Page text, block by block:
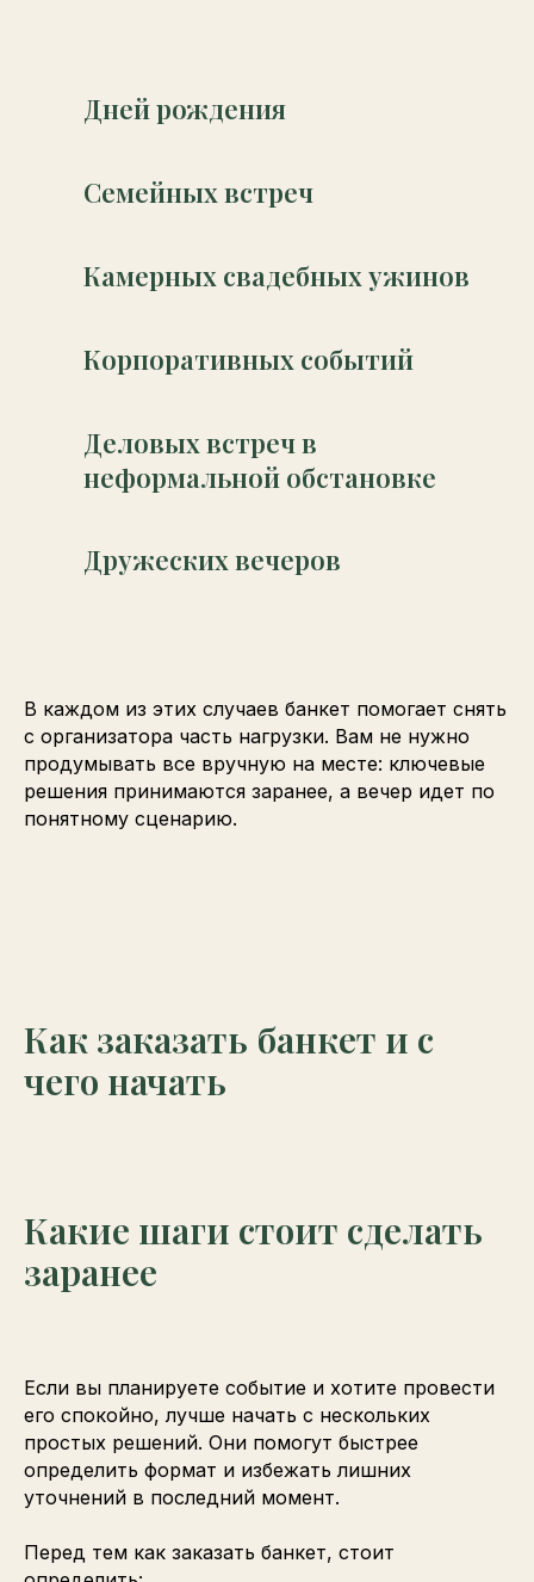
Дней рождения
Семейных встреч
Камерных свадебных ужинов
Корпоративных событий
Деловых встреч в
неформальной обстановке
Дружеских вечеров
В каждом из этих случаев банкет помогает снять
с организатора часть нагрузки. Вам не нужно
продумывать все вручную на месте: ключевые
решения принимаются заранее, а вечер идет по
понятному сценарию.
Как заказать банкет и с
чего начать
Какие шаги стоит сделать
заранее
Если вы планируете событие и хотите провести
его спокойно, лучше начать с нескольких
простых решений. Они помогут быстрее
определить формат и избежать лишних
уточнений в последний момент.
Перед тем как заказать банкет, стоит